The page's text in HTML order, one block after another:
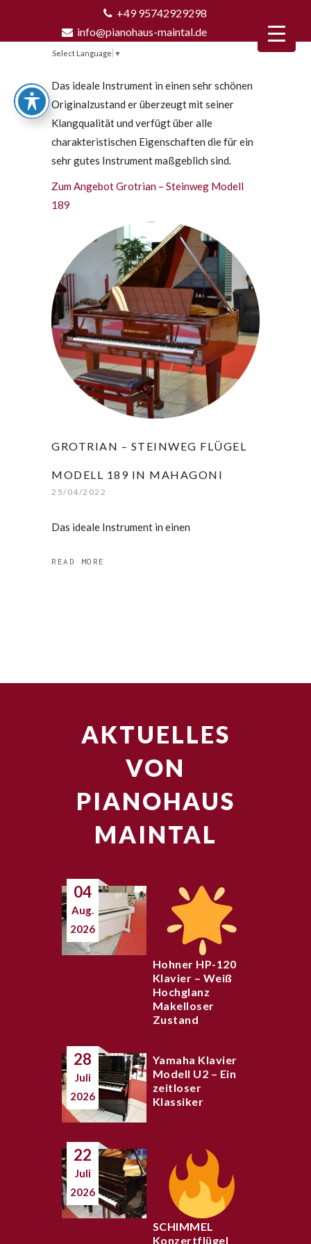
+49 95742929298
info@pianohaus-maintal.de
Select Language ▼
Das ideale Instrument in einen sehr schönen
Originalzustand er überzeugt mit seiner
Klangqualität und verfügt über alle
charakteristischen Eigenschaften die für ein
sehr gutes Instrument maßgeblich sind.
Zum Angebot Grotrian – Steinweg Modell
189
GROTRIAN – STEINWEG FLÜGEL
MODELL 189 IN MAHAGONI
25/04/2022
Das ideale Instrument in einen
READ MORE
AKTUELLES
VON
PIANOHAUS
MAINTAL
04
Aug.
2026
Hohner HP-120
Klavier – Weiß
Hochglanz
Makelloser
Zustand
28
Juli
2026
Yamaha Klavier
Modell U2 – Ein
zeitloser
Klassiker
22
Juli
2026
SCHIMMEL
Konzertflügel